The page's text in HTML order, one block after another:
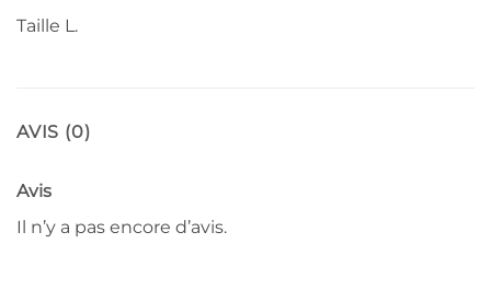
Taille L.
AVIS (0)
Avis
Il n’y a pas encore d’avis.